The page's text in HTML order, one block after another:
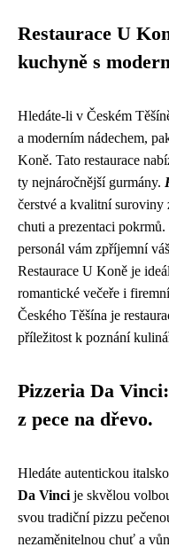
Restaurace U
kuchyně s
Hledáte-li v Českém
a moderním nádechem,
Koně. Tato restaurace
ty nejnáročnější gurmány.
čerstvé a kvalitní
chuti a prezentaci
personál vám zpříjemní
Restaurace U Koně je
romantické večeře i
Českého Těšína je
příležitost k poznání
Pizzeria Da
z pece na dřevo.
Hledáte autentickou
Da Vinci je skvělou
svou tradiční pizzu
nezaměnitelnou chuť a